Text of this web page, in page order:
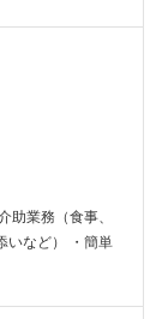
助業務（食事、
いなど） ・簡単